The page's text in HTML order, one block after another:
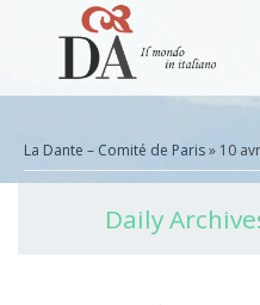
La Dante – Comité de Paris» 10
Daily